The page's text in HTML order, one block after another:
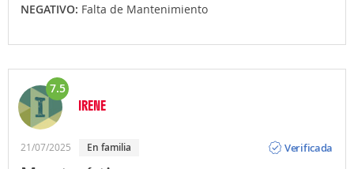
NEGATIVO: Falta de Mantenimiento
7.5
IRENE
21/07/2025 En familia
Verificada